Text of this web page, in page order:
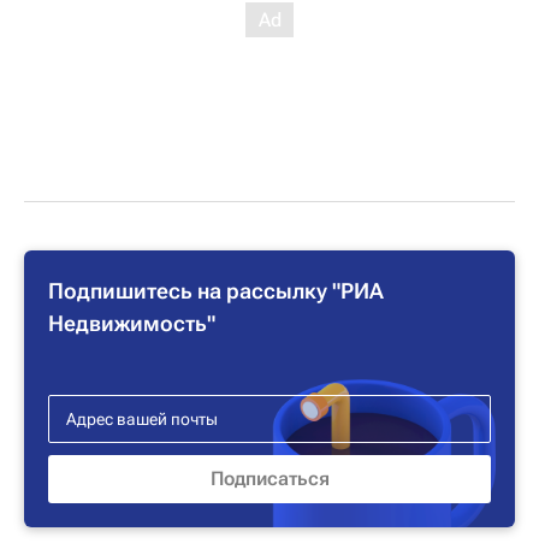
Подпишитесь на рассылку "РИА
Недвижимость"